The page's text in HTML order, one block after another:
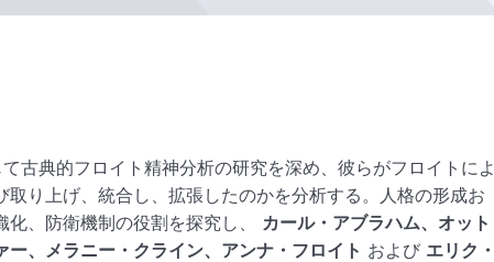
古典的フロイト精神分析の研究を深め、彼らがフロイトによ
り上げ、統合し、拡張したのかを分析する。人格の形成お
、防衛機制の役割を探究し、 カール・アブラハム、オット
、メラニー・クライン、アンナ・フロイト および エリク・